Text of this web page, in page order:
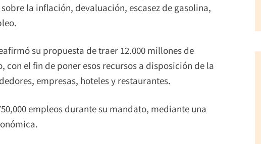
la inflación, devaluación, escasez de gasolina,
su propuesta de traer 12.000 millones de
con el fin de poner esos recursos a disposición de la
empresas, hoteles y restaurantes.
empleos durante su mandato, mediante una